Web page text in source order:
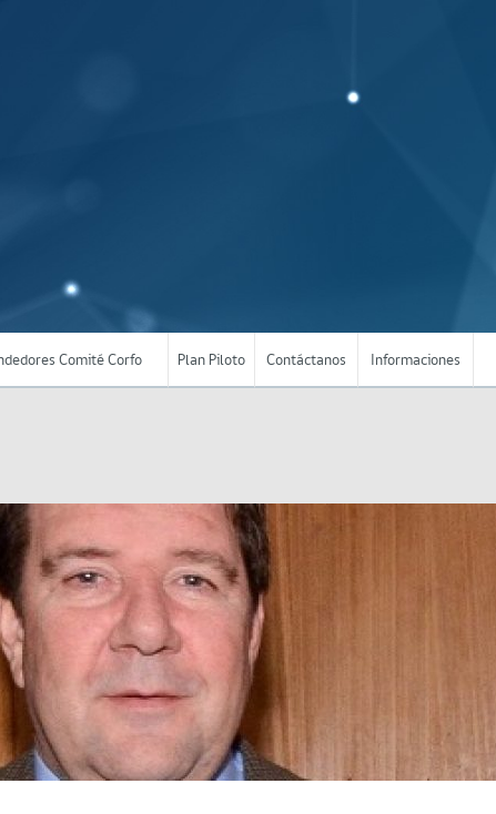
Comité Corfo Plan Piloto Contáctanos Informaciones